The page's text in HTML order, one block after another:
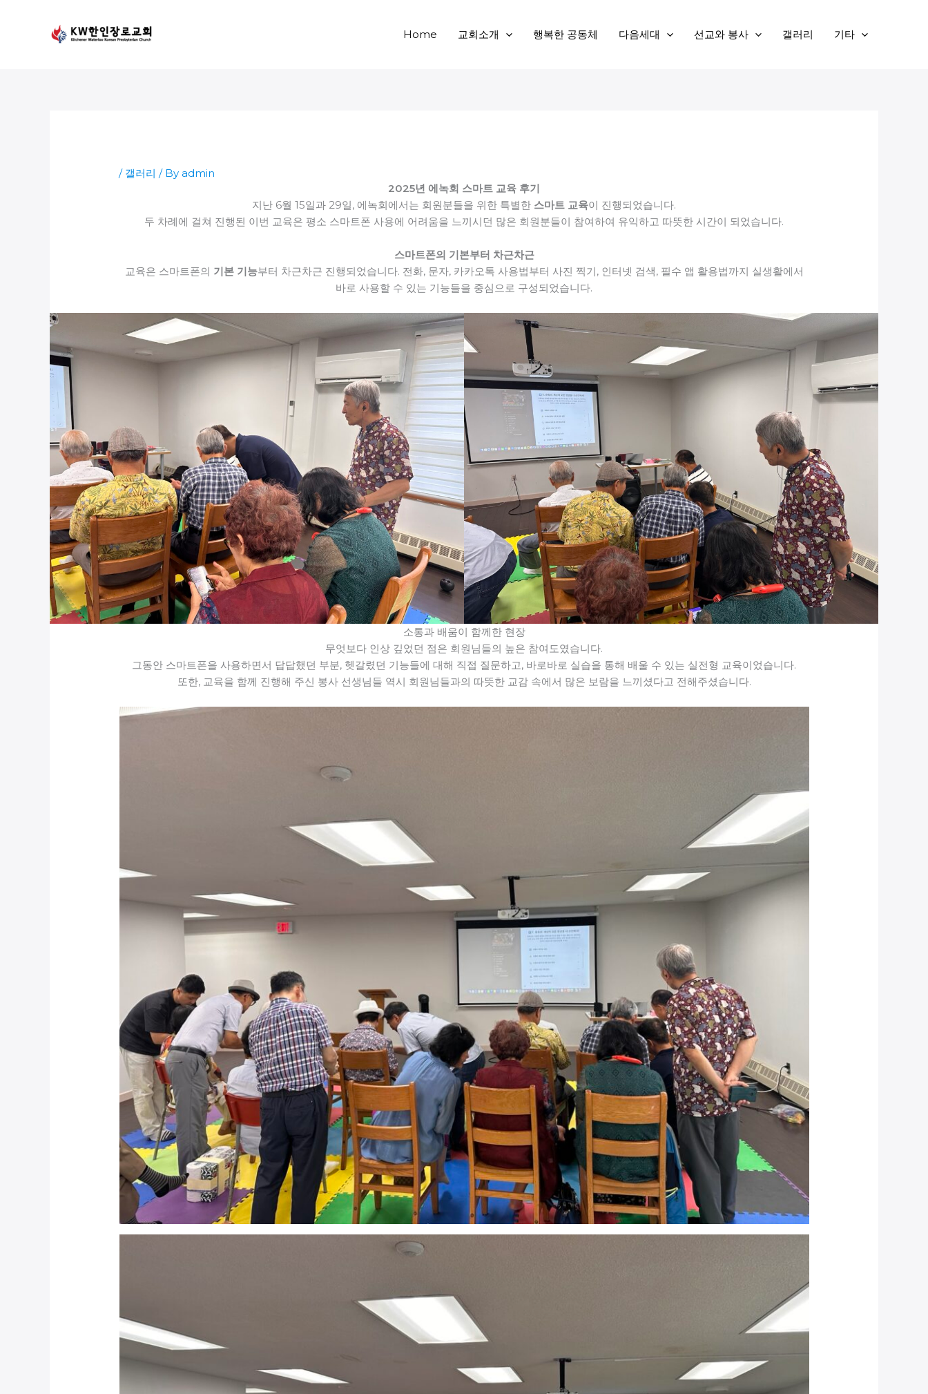
Home 교회소개 행복한 공동체 다음세대 선교와 봉사 갤러리 기타
/ 갤러리 / Byadmin
2025년 에녹회 스마트 교육 후기
지난 6월 15일과 29일, 에녹회에서는 회원분들을 위한 특별한 스마트 교육이 진행되었습니다.
두 차례에 걸쳐 진행된 이번 교육은 평소 스마트폰 사용에 어려움을 느끼시던 많은 회원분들이 참여하여 유익하고 따뜻한 시간이 되었습니다.
스마트폰의 기본부터 차근차근
교육은 스마트폰의 기본 기능부터 차근차근 진행되었습니다. 전화, 문자, 카카오톡 사용법부터 사진 찍기, 인터넷 검색, 필수 앱 활용법까지 실생활에서
바로 사용할 수 있는 기능들을 중심으로 구성되었습니다.
소통과 배움이 함께한 현장
무엇보다 인상 깊었던 점은 회원님들의 높은 참여도였습니다.
그동안 스마트폰을 사용하면서 답답했던 부분, 헷갈렸던 기능들에 대해 직접 질문하고, 바로바로 실습을 통해 배울 수 있는 실전형 교육이었습니다.
또한, 교육을 함께 진행해 주신 봉사 선생님들 역시 회원님들과의 따뜻한 교감 속에서 많은 보람을 느끼셨다고 전해주셨습니다.